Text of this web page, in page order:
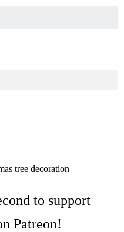
to support
Patreon!